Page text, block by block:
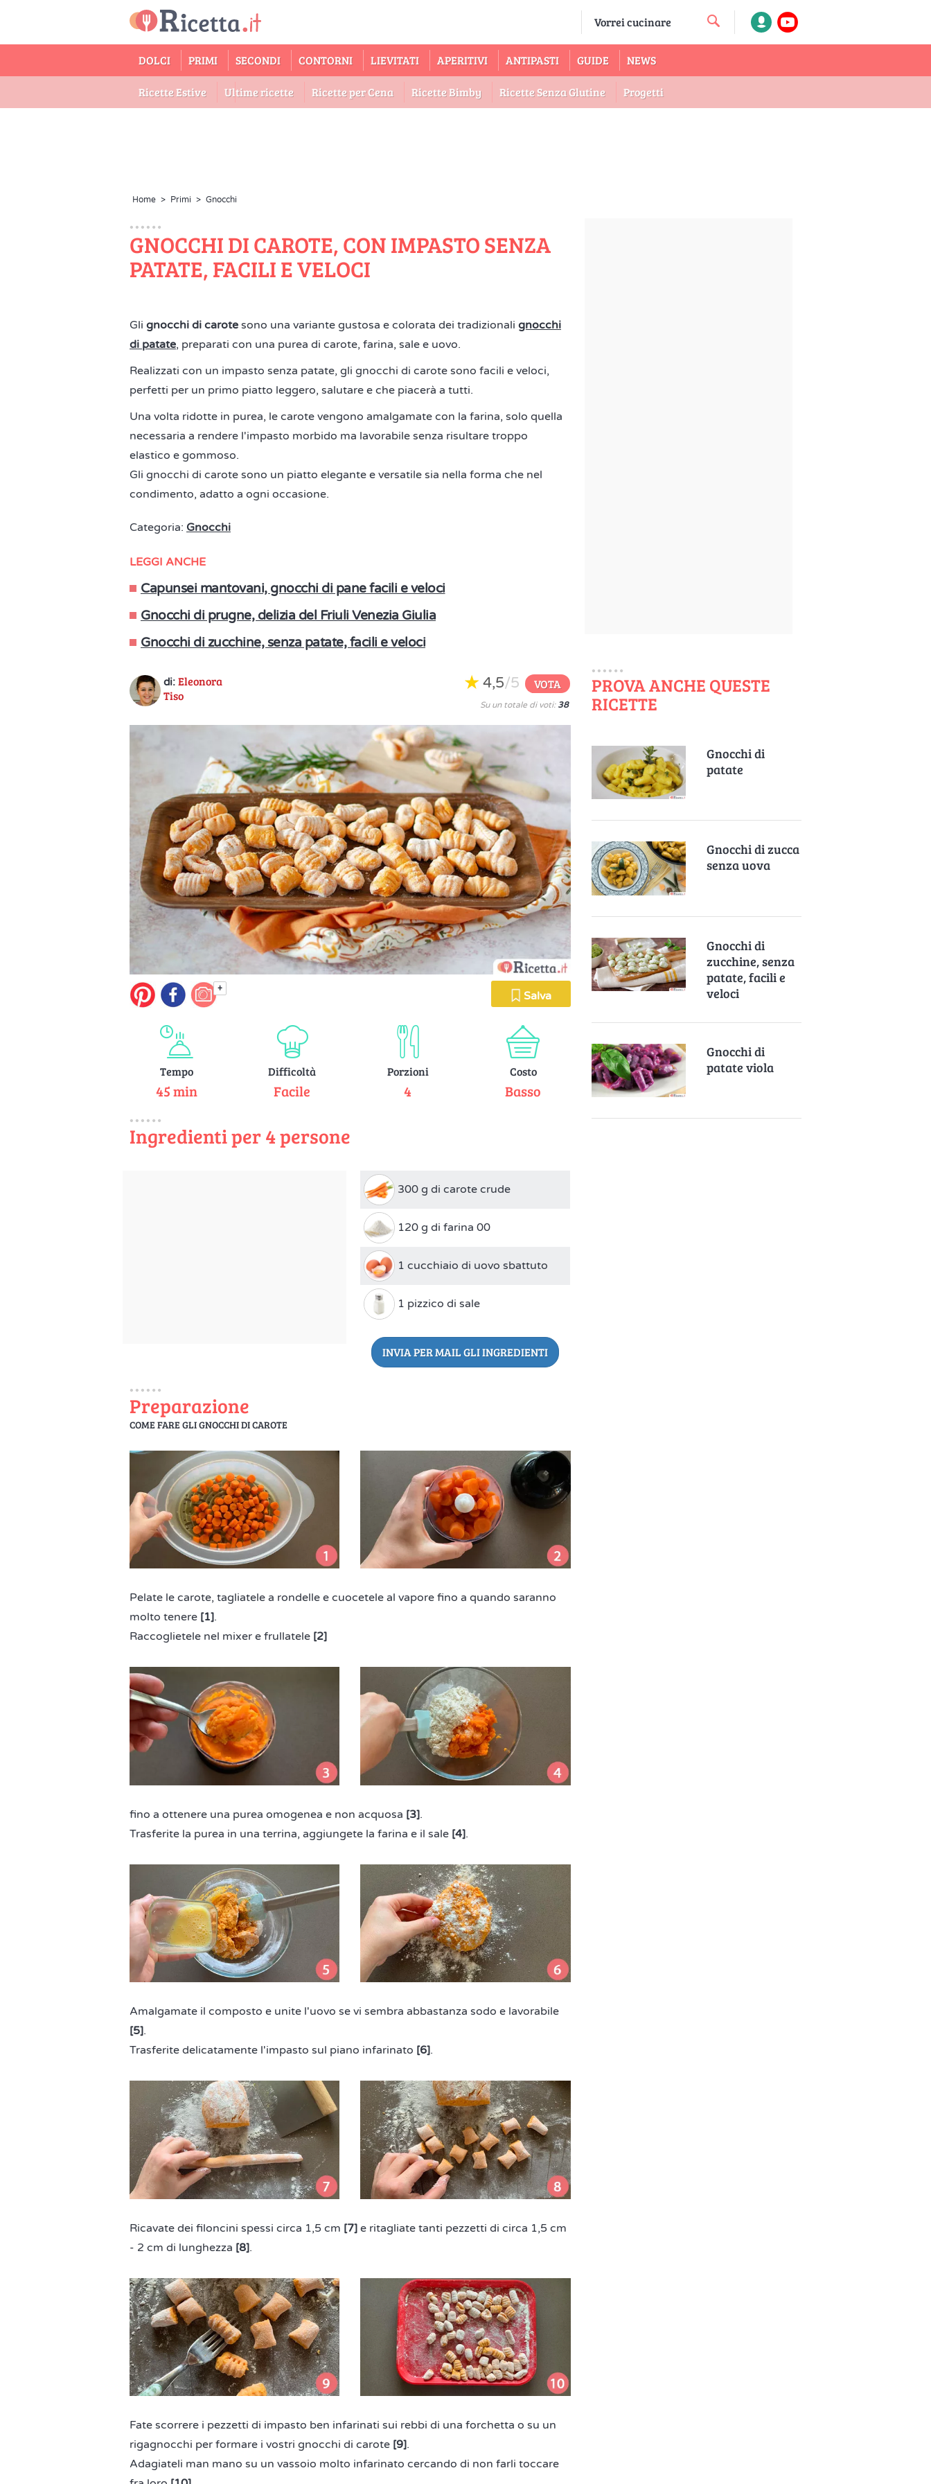
DOLCI PRIMI SECONDI CONTORNI LIEVITATI APERITIVI ANTIPASTI GUIDE NEWS
Ricette Estive Ultime ricette Ricette per Cena Ricette Bimby Ricette Senza Glutine Progetti
Home > Primi > Gnocchi
GNOCCHI DI CAROTE, CON IMPASTO SENZA
PATATE, FACILI E VELOCI
Gli gnocchi di carote sono una variante gustosa e colorata dei tradizionali gnocchi
di patate, preparati con una purea di carote, farina, sale e uovo.
Realizzati con un impasto senza patate, gli gnocchi di carote sono facili e veloci,
perfetti per un primo piatto leggero, salutare e che piacerà a tutti.
Una volta ridotte in purea, le carote vengono amalgamate con la farina, solo quella
necessaria a rendere l'impasto morbido ma lavorabile senza risultare troppo
elastico e gommoso.
Gli gnocchi di carote sono un piatto elegante e versatile sia nella forma che nel
condimento, adatto a ogni occasione.
Categoria: Gnocchi
LEGGI ANCHE
Capunsei mantovani, gnocchi di pane facili e veloci
Gnocchi di prugne, delizia del Friuli Venezia Giulia
Gnocchi di zucchine, senza patate, facili e veloci
di: Eleonora
Tiso
4,5/5 VOTA
Su un totale di voti: 38
+
Salva
Tempo
45 min
Difficoltà
Facile
Porzioni
4
Costo
Basso
Ingredienti per 4 persone
300 g di carote crude
120 g di farina 00
1 cucchiaio di uovo sbattuto
1 pizzico di sale
INVIA PER MAIL GLI INGREDIENTI
Preparazione
COME FARE GLI GNOCCHI DI CAROTE
Pelate le carote, tagliatele a rondelle e cuocetele al vapore fino a quando saranno
molto tenere [1].
Raccoglietele nel mixer e frullatele [2]
fino a ottenere una purea omogenea e non acquosa [3].
Trasferite la purea in una terrina, aggiungete la farina e il sale [4].
Amalgamate il composto e unite l'uovo se vi sembra abbastanza sodo e lavorabile
[5].
Trasferite delicatamente l'impasto sul piano infarinato [6].
Ricavate dei filoncini spessi circa 1,5 cm [7] e ritagliate tanti pezzetti di circa 1,5 cm
- 2 cm di lunghezza [8].
Fate scorrere i pezzetti di impasto ben infarinati sui rebbi di una forchetta o su un
rigagnocchi per formare i vostri gnocchi di carote [9].
Adagiateli man mano su un vassoio molto infarinato cercando di non farli toccare
PROVA ANCHE QUESTE
RICETTE
Gnocchi di
patate
Gnocchi di zucca
senza uova
Gnocchi di
zucchine, senza
patate, facili e
veloci
Gnocchi di
patate viola